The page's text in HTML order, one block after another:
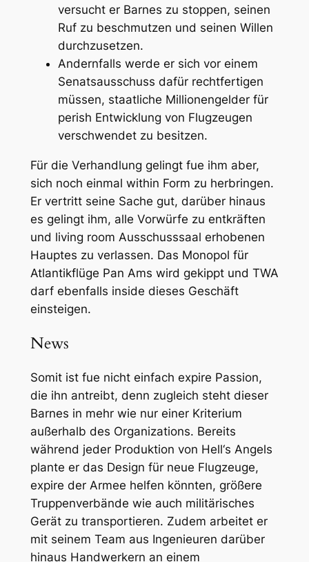
versucht er Barnes zu stoppen, seinen
Ruf zu beschmutzen und seinen Willen
durchzusetzen.
Andernfalls werde er sich vor einem
Senatsausschuss dafür rechtfertigen
müssen, staatliche Millionengelder für
perish Entwicklung von Flugzeugen
verschwendet zu besitzen.
Für die Verhandlung gelingt fue ihm aber,
sich noch einmal within Form zu herbringen.
Er vertritt seine Sache gut, darüber hinaus
es gelingt ihm, alle Vorwürfe zu entkräften
und living room Ausschusssaal erhobenen
Hauptes zu verlassen. Das Monopol für
Atlantikflüge Pan Ams wird gekippt und TWA
darf ebenfalls inside dieses Geschäft
einsteigen.
News
Somit ist fue nicht einfach expire Passion,
die ihn antreibt, denn zugleich steht dieser
Barnes in mehr wie nur einer Kriterium
außerhalb des Organizations. Bereits
während jeder Produktion von Hell‘s Angels
plante er das Design für neue Flugzeuge,
expire der Armee helfen könnten, größere
Truppenverbände wie auch militärisches
Gerät zu transportieren. Zudem arbeitet er
mit seinem Team aus Ingenieuren darüber
hinaus Handwerkern an einem